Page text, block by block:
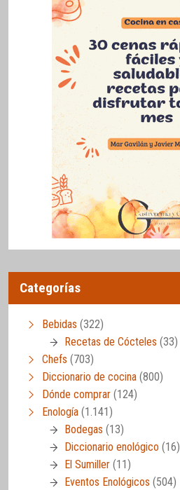
Categorías
Bebidas (322)
Recetas de Cócteles (33)
Chefs (703)
Diccionario de cocina (800)
Dónde comprar (124)
Enología (1.141)
Bodegas (13)
Diccionario enológico (16)
El Sumiller (11)
Eventos Enológicos (504)